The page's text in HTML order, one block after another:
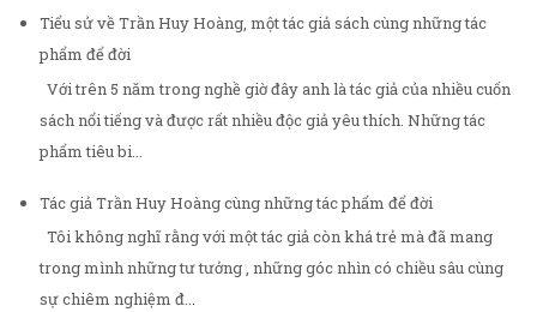
Tiểu sử về Trần Huy Hoàng, một tác giả sách cùng những tác
phẩm để đời
Với trên 5 năm trong nghề giờ đây anh là tác giả của nhiều cuốn
sách nổi tiếng và được rất nhiều độc giả yêu thích. Những tác
phẩm tiêu bi...
Tác giả Trần Huy Hoàng cùng những tác phẩm để đời
Tôi không nghĩ rằng với một tác giả còn khá trẻ mà đã mang
trong mình những tư tưởng , những góc nhìn có chiều sâu cùng
sự chiêm nghiệm đ...